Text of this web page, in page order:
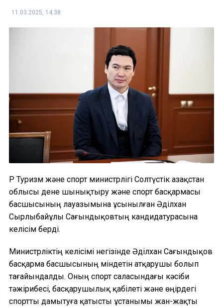
11.03.2025, 14:38
ҚР Туризм және спорт министрлігі Солтүстік Қазақстан
облысы дене шынықтыру және спорт басқармасы
басшысының лауазымына ұсынылған Әділхан
Сырлыбайұлы Сағындықовтың кандидатурасына
келісім берді.
Министрліктің келісімі негізінде Әділхан Сағындықов
басқарма басшысының міндетін атқарушы болып
тағайындалды. Оның спорт саласындағы кәсіби
тәжірибесі, басқарушылық қабілеті және өңірдегі
спортты дамытуға қатысты ұстанымы жан-жақты